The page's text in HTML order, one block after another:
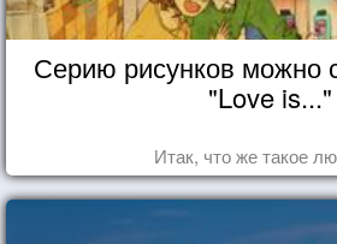
Серию рисунков можно
"Love is..."
Итак, что же такое